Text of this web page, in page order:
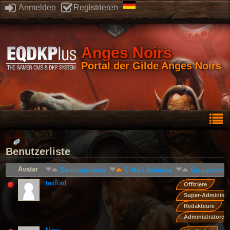
Anmelden Registrieren
Anges Noirs
Portal der Gilde Anges Noirs
Benutzerliste
Avatar Benutzername E-Mail-Adresse
taxford
Offiziere
Super-
Redakteure
Administratoren